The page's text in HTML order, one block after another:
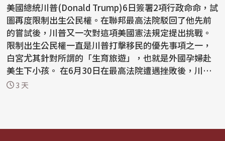
美國總統川普(Donald Trump)6日簽署2項行政命命，試
圖再度限制出生公民權。在聯邦最高法院駁回了他先前
的嘗試後，川普又一次對這項美國憲法規定提出挑戰。
限制出生公民權一直是川普打擊移民的優先事項之一，
白宮尤其針對所謂的「生育旅遊」，也就是外國孕婦赴
美生下小孩。 在6月30日在最高法院遭遇挫敗後，川普
已...3 天